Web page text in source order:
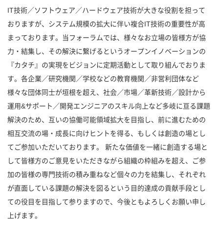
IT技術／ソフトウェア／ハードウェア技術が大きな役割を担って
おりますが、システム規模の拡大に伴い複合IT技術の重要性が高
まっております。当フォーラムでは、様々なお立場の皆様方が協
力・結集し、その解決に繋げるというオープンイノベーションの
『カタチ』の実現をビジョンに定期活動として取り組んでおりま
す。各企業／研究機関／学校などの教育機関／非営利団体など
様々な団体同士が垣根を超え、社会／市場／革新技術／設計から
運用&サポート／開発エンジニアのスキル向上など多岐に亘る課題
解決のため、互いの協働可能領域拡大を目指し、前に進むための
相互交流の場・成長に向けヒントを得る、もしくは創造の場とし
てご参加いただいております。 新たな価値を一緒に創造する場と
して皆様方のご意見をいただきながら組織の枠組みを超え、ご参
加の皆様の専門技術の積み重ねなど個々の力を結集し、それぞれ
が直面している課題の解決を図るという目的達成の貢献手段とし
ての役目を目指して参りますので、今後ともよろしくお願い申し
上げます。